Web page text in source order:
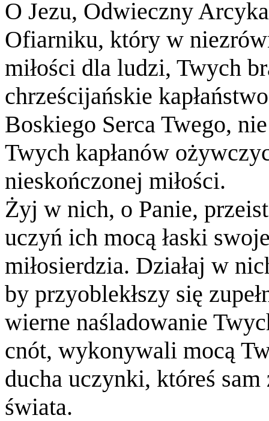
O Jezu, Odwieczny
Ofiarniku, który w
miłości dla ludzi, Twych
chrześcijańskie
Boskiego Serca Twego,
Twych kapłanów
nieskończonej miłości.
Żyj w nich, o Panie,
uczyń ich mocą łaski
miłosierdzia. Działaj w
by przyoblekłszy się
wierne naśladowanie
cnót, wykonywali mocą
ducha uczynki, któreś sam
świata.